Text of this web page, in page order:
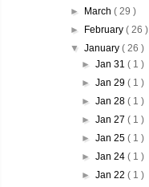
►
March ( 29 )
►
February ( 26 )
▼ January ( 26 )
►Jan 31( 1 )
►Jan 29( 1 )
►Jan 28( 1 )
►Jan 27( 1 )
►Jan 25( 1 )
►Jan 24( 1 )
►Jan 22( 1 )